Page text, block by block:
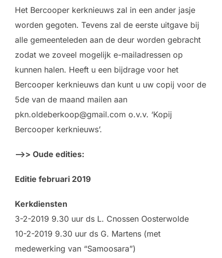
Het Bercooper kerknieuws zal in een ander jasje
worden gegoten. Tevens zal de eerste uitgave bij
alle gemeenteleden aan de deur worden gebracht
zodat we zoveel mogelijk e-mailadressen op
kunnen halen. Heeft u een bijdrage voor het
Bercooper kerknieuws dan kunt u uw copij voor de
5de van de maand mailen aan
pkn.oldeberkoop@gmail.com o.v.v. ‘Kopij
Bercooper kerknieuws’.
–>> Oude edities:
Editie februari 2019
Kerkdiensten
3-2-2019 9.30 uur ds L. Cnossen Oosterwolde
10-2-2019 9.30 uur ds G. Martens (met
medewerking van “Samoosara”)